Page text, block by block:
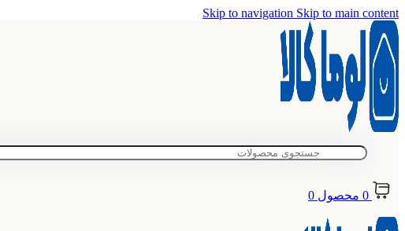
Skip to navigation Skip to main content
0 محصول 0